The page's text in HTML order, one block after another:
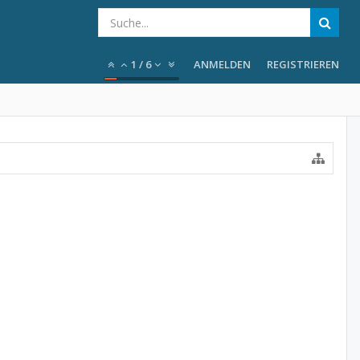
1 / 6 ANMELDEN REGISTRIEREN